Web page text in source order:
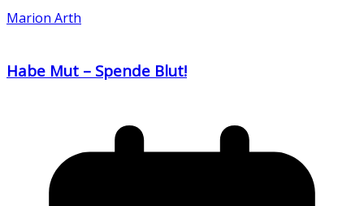
Marion Arth
Habe Mut – Spende Blut!